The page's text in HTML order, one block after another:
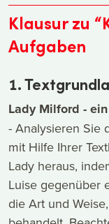
Klausur zu
Aufgaben
1.
Lady Milford -
- Analysieren Sie
mit Hilfe Ihrer
Lady heraus,
Luise gegenüber
die Art und